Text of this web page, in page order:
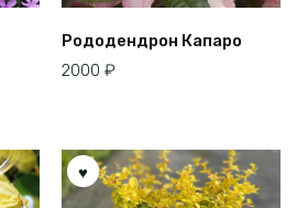
Рододендрон Капаро
2000 ₽